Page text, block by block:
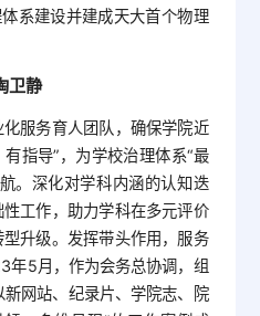
系建设并建成天大首个物理
卫静
服务育人团队，确保学院近
指导”，为学校治理体系“最
。深化对学科内涵的认知迭
工作，助力学科在多元评价
升级。发挥带头作用，服务
年5月，作为会务总协调，组
网站、纪录片、学院志、院